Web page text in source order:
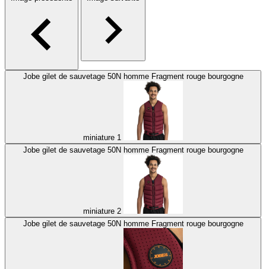
Jobe gilet de sauvetage 50N homme Fragment rouge bourgogne
miniature 1
Jobe gilet de sauvetage 50N homme Fragment rouge bourgogne
miniature 2
Jobe gilet de sauvetage 50N homme Fragment rouge bourgogne